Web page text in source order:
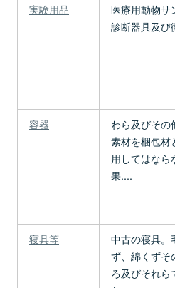
実験用品
医療用動物サ
診断器具及び
容器
わら及びその
素材を梱包材
用してはなら
果....
寝具等
中古の寝具。
ず、綿くずそ
ろ及びそれら